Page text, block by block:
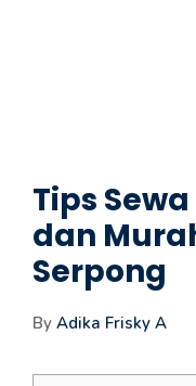
Tips
dan
Serpong
By Adika Frisky A